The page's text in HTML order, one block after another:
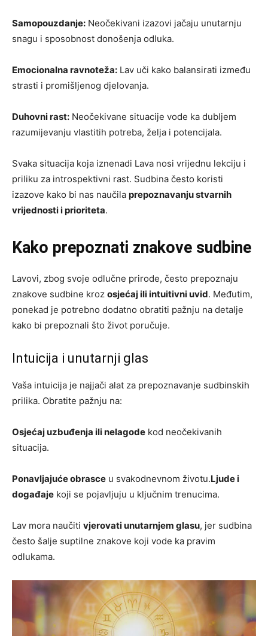
Samopouzdanje: Neočekivani izazovi jačaju unutarnju
snagu i sposobnost donošenja odluka.
Emocionalna ravnoteža: Lav uči kako balansirati između
strasti i promišljenog djelovanja.
Duhovni rast: Neočekivane situacije vode ka dubljem
razumijevanju vlastitih potreba, želja i potencijala.
Svaka situacija koja iznenadi Lava nosi vrijednu lekciju i
priliku za introspektivni rast. Sudbina često koristi
izazove kako bi nas naučila prepoznavanju stvarnih
vrijednosti i prioriteta.
Kako prepoznati znakove sudbine
Lavovi, zbog svoje odlučne prirode, često prepoznaju
znakove sudbine kroz osjećaj ili intuitivni uvid. Međutim,
ponekad je potrebno dodatno obratiti pažnju na detalje
kako bi prepoznali što život poručuje.
Intuicija i unutarnji glas
Vaša intuicija je najjači alat za prepoznavanje sudbinskih
prilika. Obratite pažnju na:
Osjećaj uzbuđenja ili nelagode kod neočekivanih
situacija.
Ponavljajuće obrasce u svakodnevnom životu.Ljude i
događaje koji se pojavljuju u ključnim trenucima.
Lav mora naučiti vjerovati unutarnjem glasu, jer sudbina
često šalje suptilne znakove koji vode ka pravim
odlukama.